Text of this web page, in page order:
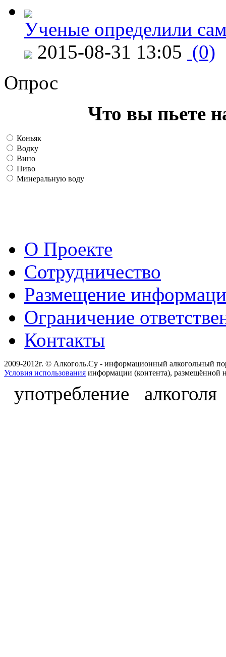
Ученые определили
2015-08-31 13:05 (0)
Опрос
Что вы пьете
Коньяк
Водку
Вино
Пиво
Минеральную воду
О Проекте
Сотрудничество
Размещение
Ограничение
Контакты
2009-2012г. © Алкоголь.Су - информационный алкогольный
Условия использования информации (контента), размещённой
употребление